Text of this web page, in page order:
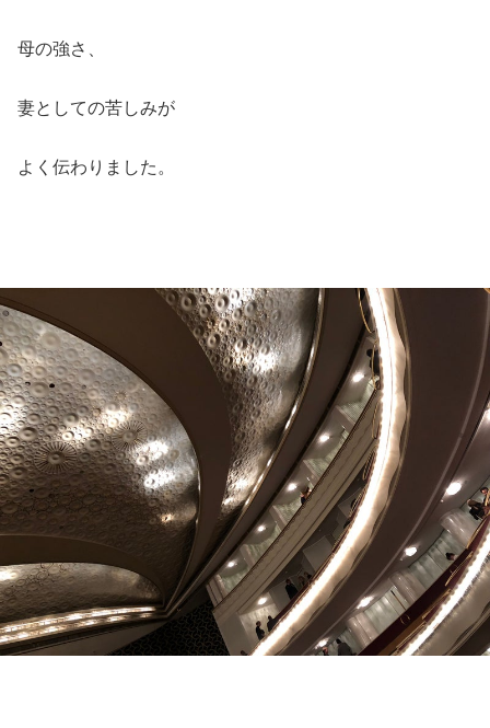
母の強さ、
妻としての苦しみが
よく伝わりました。